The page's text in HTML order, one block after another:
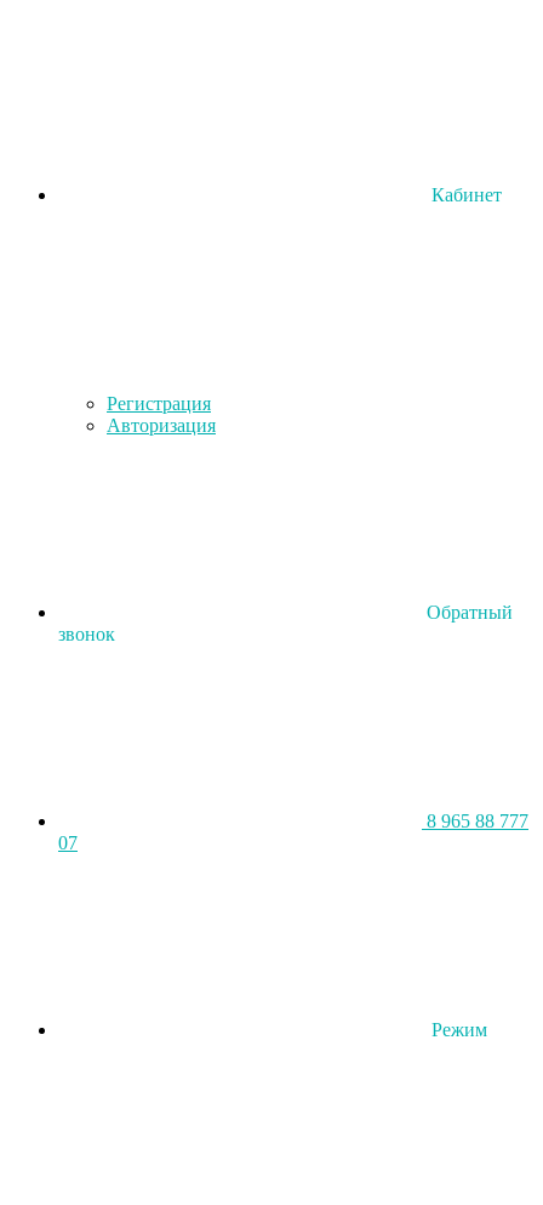
Кабинет
Регистрация
Авторизация
Обратный
звонок
8 965 88 777
07
Режим